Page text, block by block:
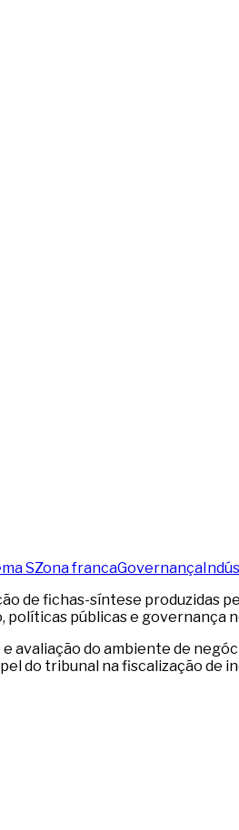
SZona francaGovernança
de fichas-síntese produzidas
públicas e governança
avaliação do ambiente de
do tribunal na fiscalização de